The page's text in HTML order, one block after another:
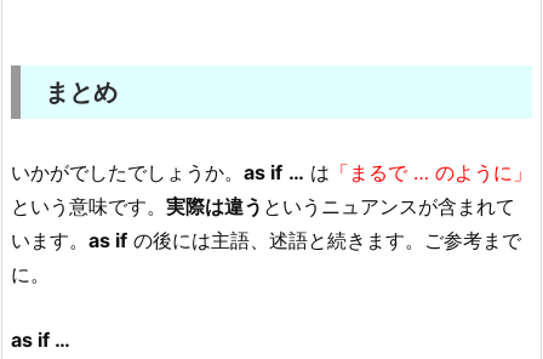
まとめ
いかがでしたでしょうか。 as if … は 「まるで … のように」
という意味です。 実際は違う というニュアンスが含まれて
います。 as if の後には主語、述語と続きます。ご参考まで
に。
as if …